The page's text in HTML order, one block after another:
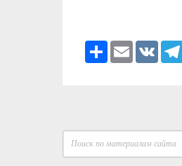
РесурсEmail VK